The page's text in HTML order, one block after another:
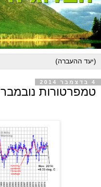
4 בדצמבר 2014
טמפרטורות נובמבר